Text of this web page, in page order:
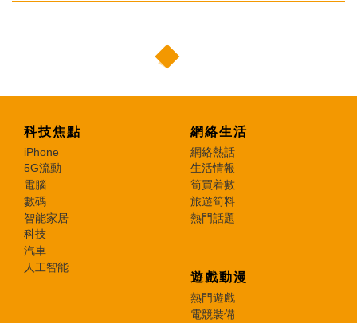
科技焦點
iPhone
5G流動
電腦
數碼
智能家居
科技
汽車
人工智能
網絡生活
網絡熱話
生活情報
筍買着數
旅遊筍料
熱門話題
遊戲動漫
熱門遊戲
電競裝備